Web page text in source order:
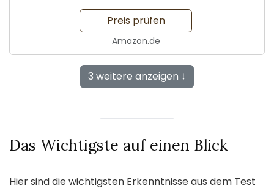
Katze
Preis prüfen
Amazon.de
3 weitere anzeigen ↓
Das Wichtigste auf einen Blick
Hier sind die wichtigsten Erkenntnisse aus dem Test